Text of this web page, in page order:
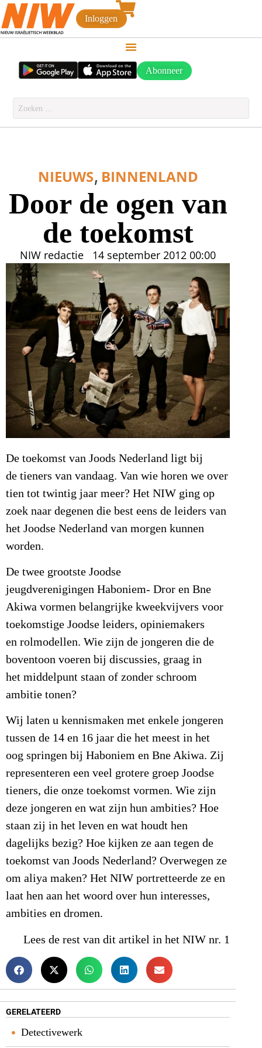
Inloggen
Abonneer
NIEUWS, BINNENLAND
Door de ogen van
de toekomst
NIW redactie 14 september 2012 00:00
De toekomst van Joods Nederland ligt bij
de tieners van vandaag. Van wie horen we over
tien tot twintig jaar meer? Het NIW ging op
zoek naar degenen die best eens de leiders van
het Joodse Nederland van morgen kunnen
worden.
De twee grootste Joodse
jeugdverenigingen Haboniem- Dror en Bne
Akiwa vormen belangrijke kweekvijvers voor
toekomstige Joodse leiders, opiniemakers
en rolmodellen. Wie zijn de jongeren die de
boventoon voeren bij discussies, graag in
het middelpunt staan of zonder schroom
ambitie tonen?
Wij laten u kennismaken met enkele jongeren
tussen de 14 en 16 jaar die het meest in het
oog springen bij Haboniem en Bne Akiwa. Zij
representeren een veel grotere groep Joodse
tieners, die onze toekomst vormen. Wie zijn
deze jongeren en wat zijn hun ambities? Hoe
staan zij in het leven en wat houdt hen
dagelijks bezig? Hoe kijken ze aan tegen de
toekomst van Joods Nederland? Overwegen ze
om aliya maken? Het NIW portretteerde ze en
laat hen aan het woord over hun interesses,
ambities en dromen.
Lees de rest van dit artikel in het NIW nr. 1
GERELATEERD
Detectivewerk